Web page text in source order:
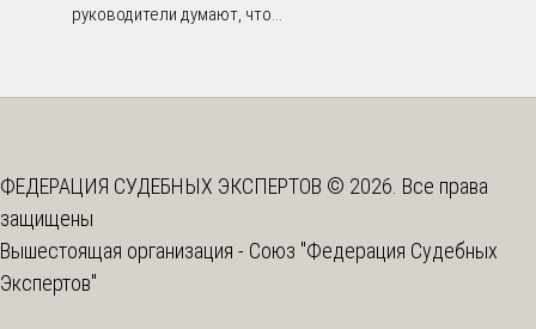
руководители думают, что...
ФЕДЕРАЦИЯ СУДЕБНЫХ ЭКСПЕРТОВ © 2026. Все права
защищены
Вышестоящая организация - Союз "Федерация Судебных
Экспертов"